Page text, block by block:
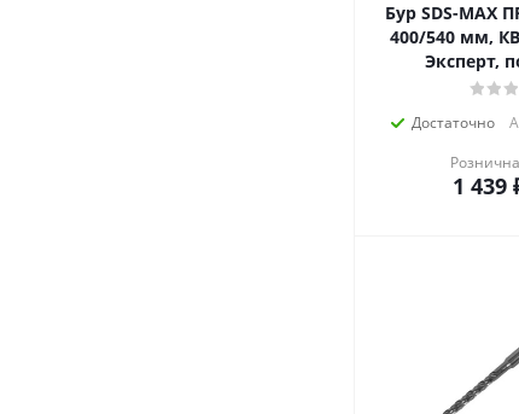
Бур SDS-MAX
400/540 мм,
Эксперт,
Достаточно
1 439